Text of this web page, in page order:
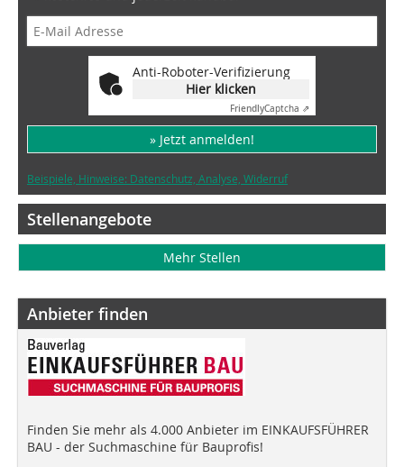
Anti-Roboter-Verifizierung
Hier klicken
FriendlyCaptcha ⇗
» Jetzt anmelden!
Beispiele, Hinweise: Datenschutz, Analyse, Widerruf
Stellenangebote
Mehr Stellen
Anbieter finden
Finden Sie mehr als 4.000 Anbieter im EINKAUFSFÜHRER
BAU - der Suchmaschine für Bauprofis!